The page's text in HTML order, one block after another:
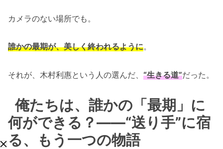
カメラのない場所でも。
誰かの最期が、美しく終われるように。
それが、木村利惠という人の選んだ、 “生きる道”だった。
俺たちは、誰かの「最期」に
何ができる？――“送り手”に宿
る、もう一つの物語